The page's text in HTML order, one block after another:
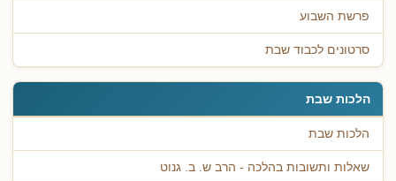
פרשת השבוע
סרטונים לכבוד שבת
הלכות שבת
הלכות שבת
שאלות ותשובות בהלכה - הרב ש. ב. גנוט